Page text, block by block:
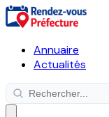
Annuaire
Actualités